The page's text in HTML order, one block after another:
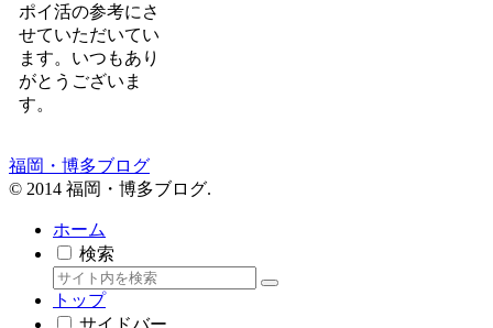
ポイ活の参考にさ
せていただいてい
ます。いつもあり
がとうございま
す。
福岡・博多ブログ
© 2014 福岡・博多ブログ.
ホーム
検索
トップ